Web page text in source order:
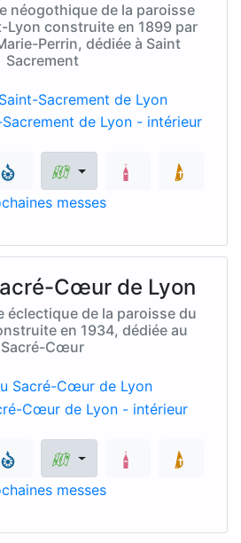
néogothique de la paroisse
Lyon construite en 1899 par
Perrin, dédiée à Saint
Sacrement
messes
Cœur de Lyon
éclectique de la paroisse du
en 1934, dédiée au
Sacré-Cœur
messes